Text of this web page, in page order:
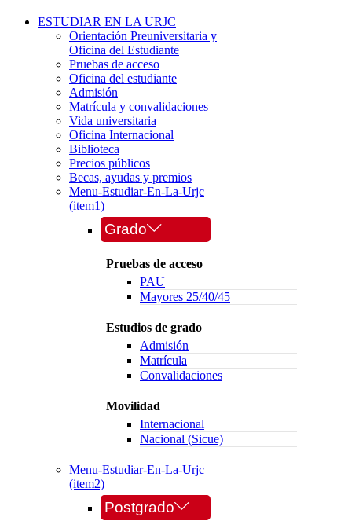
ESTUDIAR EN LA URJC
Orientación Preuniversitaria y
Oficina del Estudiante
Pruebas de acceso
Oficina del estudiante
Admisión
Matrícula y convalidaciones
Vida universitaria
Oficina Internacional
Biblioteca
Precios públicos
Becas, ayudas y premios
Menu-Estudiar-En-La-Urjc
(item1)
Grado
Pruebas de acceso
PAU
Mayores 25/40/45
Estudios de grado
Admisión
Matrícula
Convalidaciones
Movilidad
Internacional
Nacional (Sicue)
Menu-Estudiar-En-La-Urjc
(item2)
Postgrado